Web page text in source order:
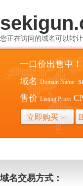
您正在访问的域名可以转让
一口价出售中！
域名 Domain Name:
售价 Listing Price:
立即购买 >>
域名交易方式：